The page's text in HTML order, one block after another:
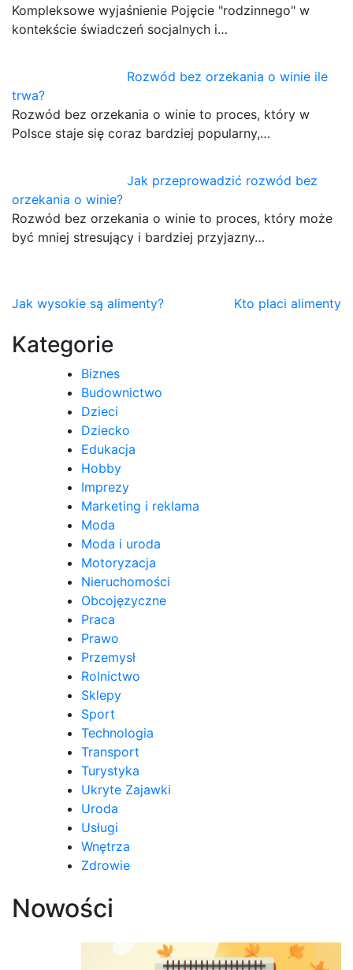
Kompleksowe wyjaśnienie Pojęcie "rodzinnego" w
kontekście świadczeń socjalnych i…
Rozwód bez orzekania o winie ile
trwa?
Rozwód bez orzekania o winie to proces, który w
Polsce staje się coraz bardziej popularny,…
Jak przeprowadzić rozwód bez
orzekania o winie?
Rozwód bez orzekania o winie to proces, który może
być mniej stresujący i bardziej przyjazny…
Nawigacja
wpisu
Jak wysokie są alimenty? Kto placi alimenty
Kategorie
Biznes
Budownictwo
Dzieci
Dziecko
Edukacja
Hobby
Imprezy
Marketing i reklama
Moda
Moda i uroda
Motoryzacja
Nieruchomości
Obcojęzyczne
Praca
Prawo
Przemysł
Rolnictwo
Sklepy
Sport
Technologia
Transport
Turystyka
Ukryte Zajawki
Uroda
Usługi
Wnętrza
Zdrowie
Nowości